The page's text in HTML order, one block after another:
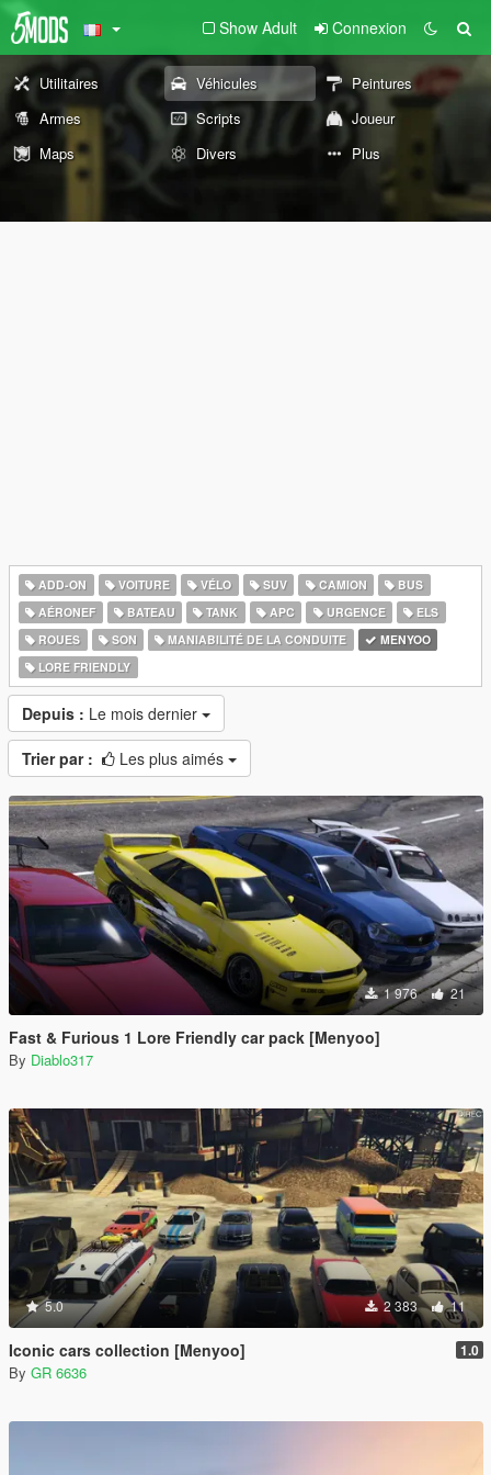
Show Adult Connexion
Utilitaires Véhicules
Peintures
Armes
Scripts
Joueur
Maps
Divers Plus
ADD-ON VOITURE VÉLO SUV CAMION
BUS
AÉRONEF
BATEAU TANK APC URGENCE
ELS
ROUES
SON MANIABILITÉ DE LA CONDUITE
MENYOO
LORE FRIENDLY
Depuis : Le mois dernier
Trier par : Les plus aimés
1 976 21
Fast & Furious 1 Lore Friendly car pack [Menyoo]
By Diablo317
5.0 2 383 11
Iconic cars collection [Menyoo] 1.0
By GR 6636